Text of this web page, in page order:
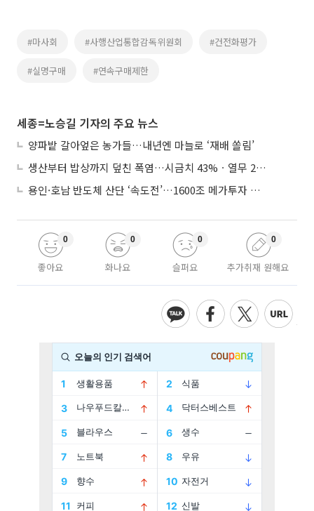
#마사회 #사행산업통합감독위원회 #건전화평가
#실명구매 #연속구매제한
세종=노승길 기자의 주요 뉴스
양파밭 갈아엎은 농가들…내년엔 마늘로 ‘재배 쏠림’
생산부터 밥상까지 덮친 폭염…시금치 43%ㆍ열무 28% 급등
용인·호남 반도체 산단 ‘속도전’…1600조 메가투자 이행 총력
좋아요
0
화나요
0
슬퍼요
0
추가취재 원해요
0